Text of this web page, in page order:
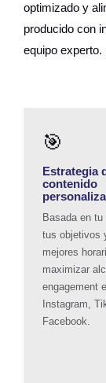
optimizado y
producido con
equipo experto.
🎯
Estrategia
contenido
Basada en tu
tus objetivos
mejores
maximizar
engagement
Instagram,
Facebook.